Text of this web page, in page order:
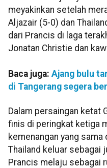
meyakinkan setelah
Aljazair (5-0) dan
dari Prancis di laga
Jonatan Christie dan
Baca juga: Ajang bulu
di Tangerang segera
Dalam persaingan ketat
finis di peringkat ketiga
kemenangan yang sama
Thailand keluar sebagai
Prancis melaju sebagai